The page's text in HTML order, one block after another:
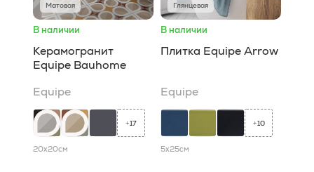
Матовая
В наличии
Керамогранит
Equipe Bauhome
Equipe
+17
20x20см
Глянцевая
В наличии
Плитка Equipe Arrow
Equipe
+10
5x25см